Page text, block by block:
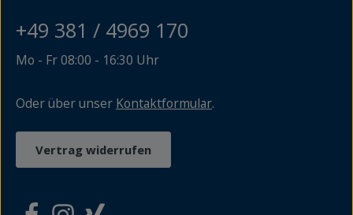
+49 381 / 4969 170
Mo - Fr 08:00 - 16:30 Uhr
Oder über unser Kontaktformular.
Vertrag widerrufen